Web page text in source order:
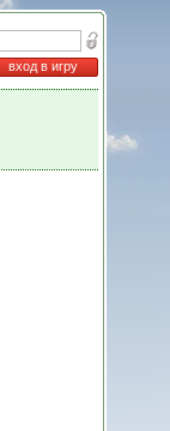
вход в игру